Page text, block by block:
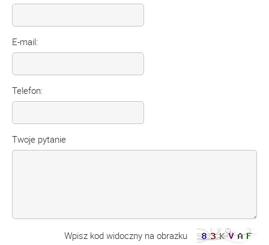
E-mail:
Telefon:
Twoje pytanie
Wpisz kod widoczny na obrazku